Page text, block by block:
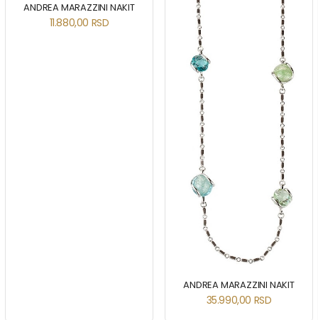
ANDREA MARAZZINI NAKIT
11.880,00 RSD
ANDREA MARAZZINI NAKIT
35.990,00 RSD